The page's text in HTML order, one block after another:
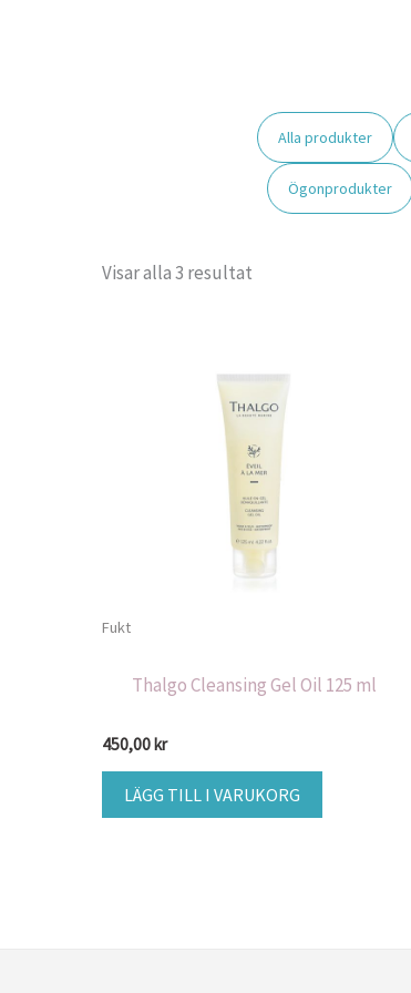
Alla produkter
Ögonprodukter
Visar alla 3 resultat
Fukt
Thalgo Cleansing Gel Oil 125 ml
450,00 kr
LÄGG TILL I VARUKORG